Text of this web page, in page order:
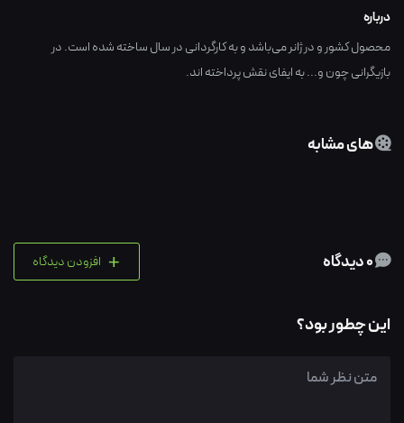
درباره
محصول کشور و در ژانر می‌باشد و به کارگردانی در سال ساخته شده است. در
بازیگرانی چون و... به ایفای نقش پرداخته اند.
های مشابه
+ افزودن دیدگاه
این چطور بود؟